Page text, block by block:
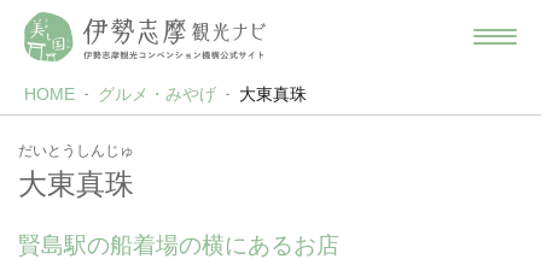
HOME グルメ・みやげ 大東真珠
だいとうしんじゅ
大東真珠
賢島駅の船着場の横にあるお店